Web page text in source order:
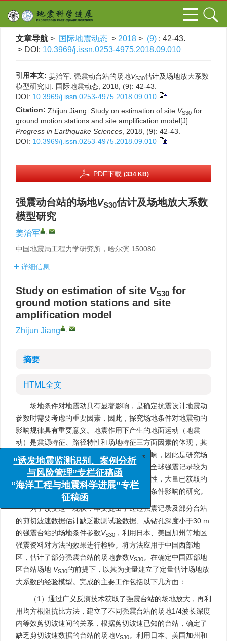
文章导航 > 国际地震动态 > 2018 > (9) : 42-43.
> DOI: 10.3969/j.issn.0253-4975.2018.09.010
引用本文: 姜治军. 强震动台站的场地VS30估计及场地放大系数
模型研究[J]. 国际地震动态, 2018, (9): 42-43.
DOI: 10.3969/j.issn.0253-4975.2018.09.010
Citation: Zhijun Jiang. Study on estimation of site VS30 for
ground motion stations and site amplification model[J].
Progress in Earthquake Sciences , 2018, (9): 42-43.
DOI: 10.3969/j.issn.0253-4975.2018.09.010
PDF下载 (334 KB)
强震动台站的场地VS30估计及场地放大系数
模型研究
姜治军 ,
中国地震局工程力学研究所，哈尔滨 150080
详细信息
Study on estimation of site VS30 for
ground motion stations and site
amplification model
Zhijun Jiang ,
摘要
HTML全文
场地条件对地震动具有显著影响，是确定抗震设计地震动
参数时需要考虑的重要因素，因此，探究场地条件对地震动的
影响规律具有重要意义。地震作用下产生的地面运动（地震
动）是震源特征、路径特性和场地特征三方面因素的体现，其
直接、客观地反映了场地条件对地震动的影响，因此是研究场
地条件影响机制的重要数据基础。虽然目前全球强震记录较为
丰富，但是受限于强震台站场地资料的完整性，大量已获取的
强震记录无法应用，进而严重制约了对场地条件影响的研究。
为了改变这一现状，本文提出了通过强震记录及部分台站
的剪切波速数据估计缺乏勘测试验数据、或钻孔深度小于30 m
的强震台站的场地条件参数VS30 ，利用日本、美国加州等地区
强震资料对方法的效果进行检验。将方法应用于中国西部地
区，估计了部分强震台站的场地参数VS30。在确定中国西部地
区台站场地 VS30的前提下，以其为变量建立了定量估计场地放
大系数的经验模型。完成的主要工作包括以下几方面：
（1）通过广义反演技术获取了强震台站的场地放大，再利
用均方根阻抗比方法，建立了不同强震台站的场地1/4波长深度
内等效剪切波速间的关系，根据剪切波速已知的台站，确定了
缺乏剪切波速数据的台站的场地VS30。利用日本、美国加州和
“诱发地震监测识别、案例分析
与风险管理”专栏征稿函
“海洋工程与地震科学进展”专栏
征稿函